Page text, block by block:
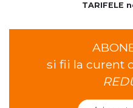
TARIFELE
si fii la curent